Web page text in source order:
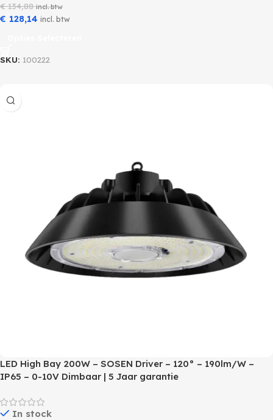
€134,88 incl. btw
€ 128,14 incl. btw
SKU: 100222
LED High Bay 200W – SOSEN Driver – 120° – 190lm/W –
IP65 – 0-10V Dimbaar | 5 Jaar garantie
In stock